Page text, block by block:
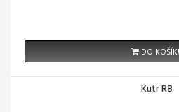
DO
Kutr R8